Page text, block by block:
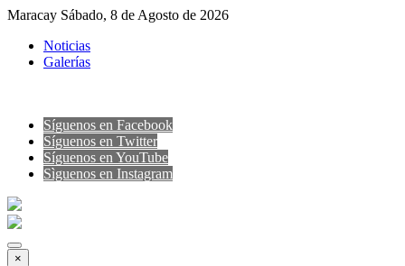
Maracay Sábado, 8 de Agosto de 2026
Noticias
Galerías
Síguenos en Facebook
Síguenos en Twitter
Síguenos en YouTube
Sìguenos en Instagram
×